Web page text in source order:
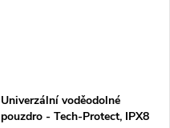
Univerzální voděodolné
pouzdro - Tech-Protect, IPX8